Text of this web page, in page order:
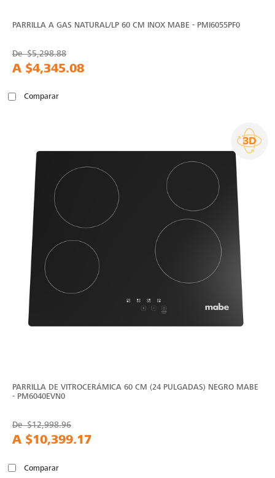
PARRILLA A GAS NATURAL/LP 60 CM INOX MABE - PMI6055PF0
De$5,298.88
A $4,345.08
Comparar
PARRILLA DE VITROCERÁMICA 60 CM (24 PULGADAS) NEGRO MABE
- PM6040EVN0
De$12,998.96
A $10,399.17
Comparar